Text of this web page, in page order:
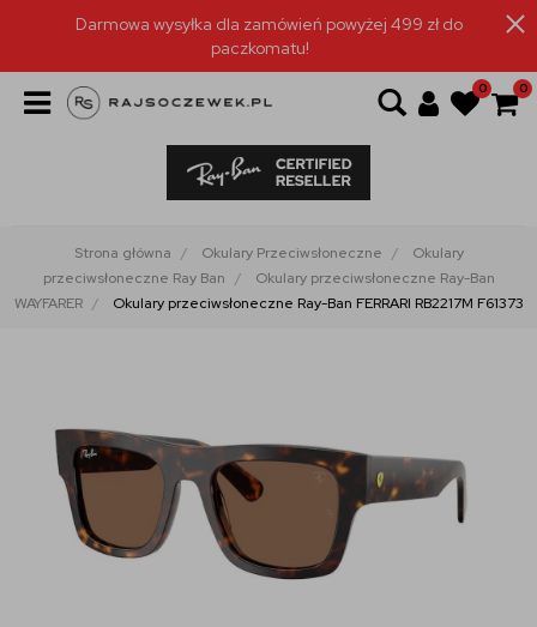
Darmowa wysyłka dla zamówień powyżej 499 zł do
paczkomatu!
0 0
Strona główna Okulary Przeciwsłoneczne
Okulary
przeciwsłoneczne Ray Ban
Okulary przeciwsłoneczne Ray-Ban
WAYFARER
Okulary przeciwsłoneczne Ray-Ban FERRARI RB2217M F61373